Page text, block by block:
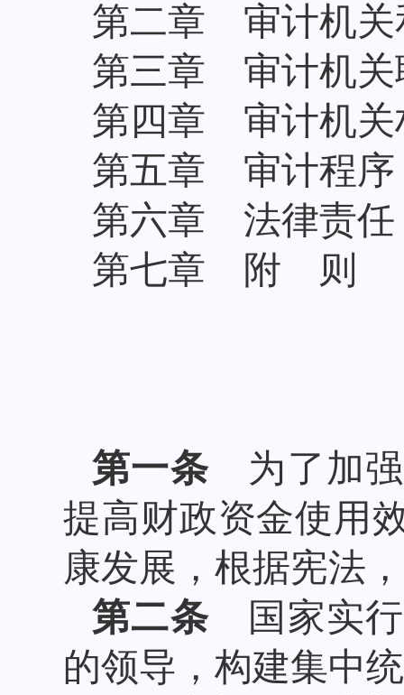
第二章 审计机关
第三章 审计机关
第四章 审计机关
第五章 审计程序
第六章 法律责任
第七章 附 则
第一条为了加强
提高财政资金使用
康发展，根据宪法
第二条国家实行
的领导，构建集中